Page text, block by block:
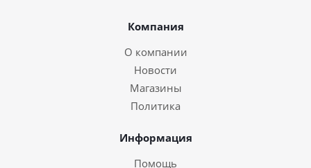
Компания
О компании
Новости
Магазины
Политика
Информация
Помощь